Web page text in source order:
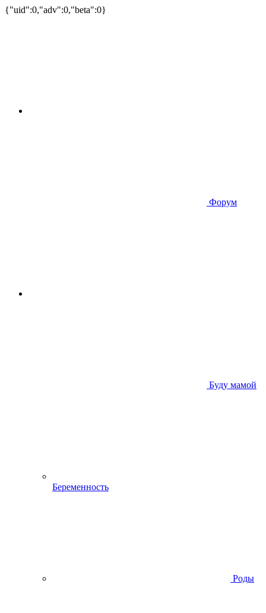
{"uid":0,"adv":0,"beta":0}
Форум
Буду мамой
Беременность
Роды